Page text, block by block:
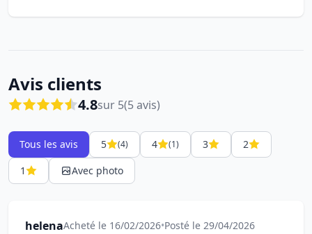
Avis clients
4.8sur 5(5 avis)
Tous les avis 5 (4) 4 (1) 3
2
1
Avec photo
helenaAcheté le 16/02/2026•Posté le 29/04/2026